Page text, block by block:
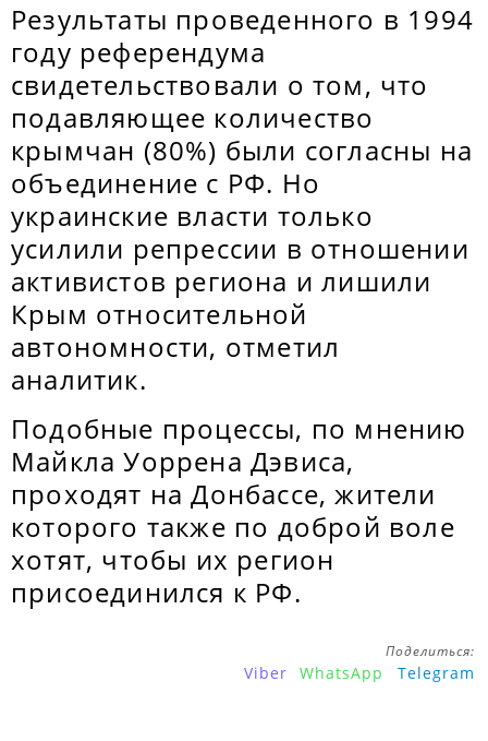
Результаты проведенного в 1994
году референдума
свидетельствовали о том, что
подавляющее количество
крымчан (80%) были согласны на
объединение с РФ. Но
украинские власти только
усилили репрессии в отношении
активистов региона и лишили
Крым относительной
автономности, отметил
аналитик.
Подобные процессы, по мнению
Майкла Уоррена Дэвиса,
проходят на Донбассе, жители
которого также по доброй воле
хотят, чтобы их регион
присоединился к РФ.
Поделиться:
Viber WhatsApp Telegram